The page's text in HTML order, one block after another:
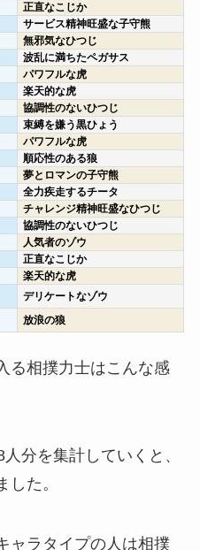
正直なこじか
サービス精神旺盛な子守熊
無邪気なひつじ
波乱に満ちたペガサス
パワフルな虎
楽天的な虎
協調性のないひつじ
束縛を嫌う黒ひょう
パワフルな虎
順応性のある狼
夢とロマンの子守熊
全力疾走するチータ
チャレンジ精神旺盛なひつじ
協調性のないひつじ
人気者のゾウ
正直なこじか
楽天的な虎
デリケートなゾウ
放浪の狼
る相撲力士はこんな感
分を集計していくと、
した。
ャラタイプの人は相撲